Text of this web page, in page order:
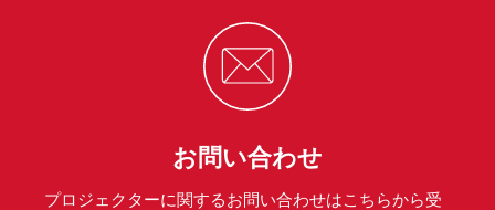
お問い合わせ
プロジェクターに関するお問い合わせはこちらから受